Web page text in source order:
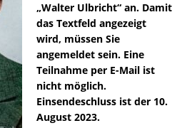
„Walter Ulbricht“ an. Damit
das Textfeld angezeigt
wird, müssen Sie
angemeldet sein. Eine
Teilnahme per E-Mail ist
nicht möglich.
Einsendeschluss ist der 10.
August 2023.